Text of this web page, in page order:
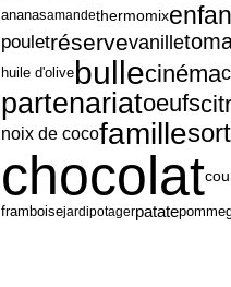
ananasamandethermomix
pouletréservevanille
huile d'olivebullecinéma
partenariatoeufs
noix de cocofamille
chocolat
framboisejardipotagerpatatepomme